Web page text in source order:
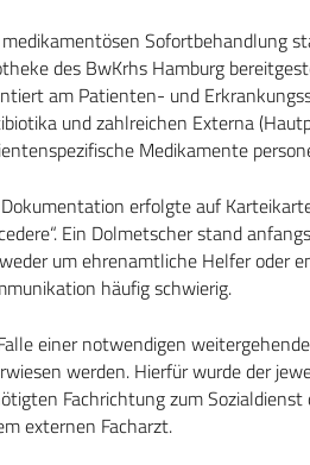
Sofortbehandlung
des BwKrhs Hamburg
am Patienten- und
und zahlreichen Externa
Medikamente
erfolgte auf
Ein Dolmetscher stand
um ehrenamtliche Helfer oder
häufig schwierig.
einer notwendigen
werden. Hierfür wurde der
Fachrichtung zum
externen Facharzt.